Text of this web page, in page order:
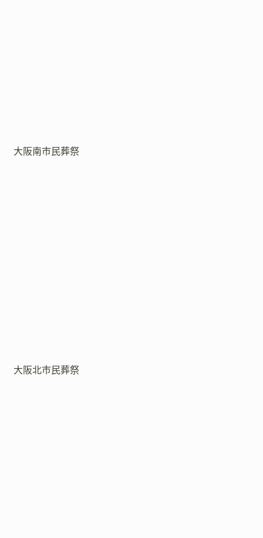
大阪南市民葬祭
大阪北市民葬祭